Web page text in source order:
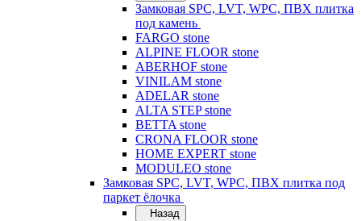
Замковая SPC, LVT, WPC, ПВХ плитка
под камень
FARGO stone
ALPINE FLOOR stone
ABERHOF stone
VINILAM stone
ADELAR stone
ALTA STEP stone
BETTA stone
CRONA FLOOR stone
HOME EXPERT stone
MODULEO stone
Замковая SPC, LVT, WPC, ПВХ плитка под
паркет ёлочка
Назад